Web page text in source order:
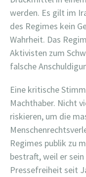
werden. Es gilt im
des Regimes kein
Wahrheit. Das
Aktivisten zum
falsche
Eine kritische
Machthaber. Nicht
riskieren, um die
Regimes publik zu
bestraft, weil er
Pressefreiheit seit